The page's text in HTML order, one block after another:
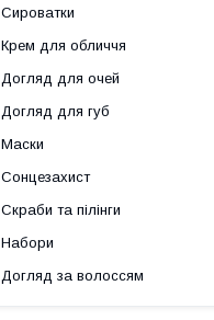
Сироватки
Крем для обличчя
Догляд для очей
Догляд для губ
Маски
Сонцезахист
Скраби та пілінги
Набори
Догляд за волоссям